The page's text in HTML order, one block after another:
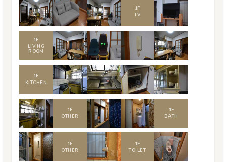
1F
TV
1F
LIVING
ROOM
1F
KITCHEN
1F
OTHER
1F
BATH
1F
OTHER
1F
TOILET